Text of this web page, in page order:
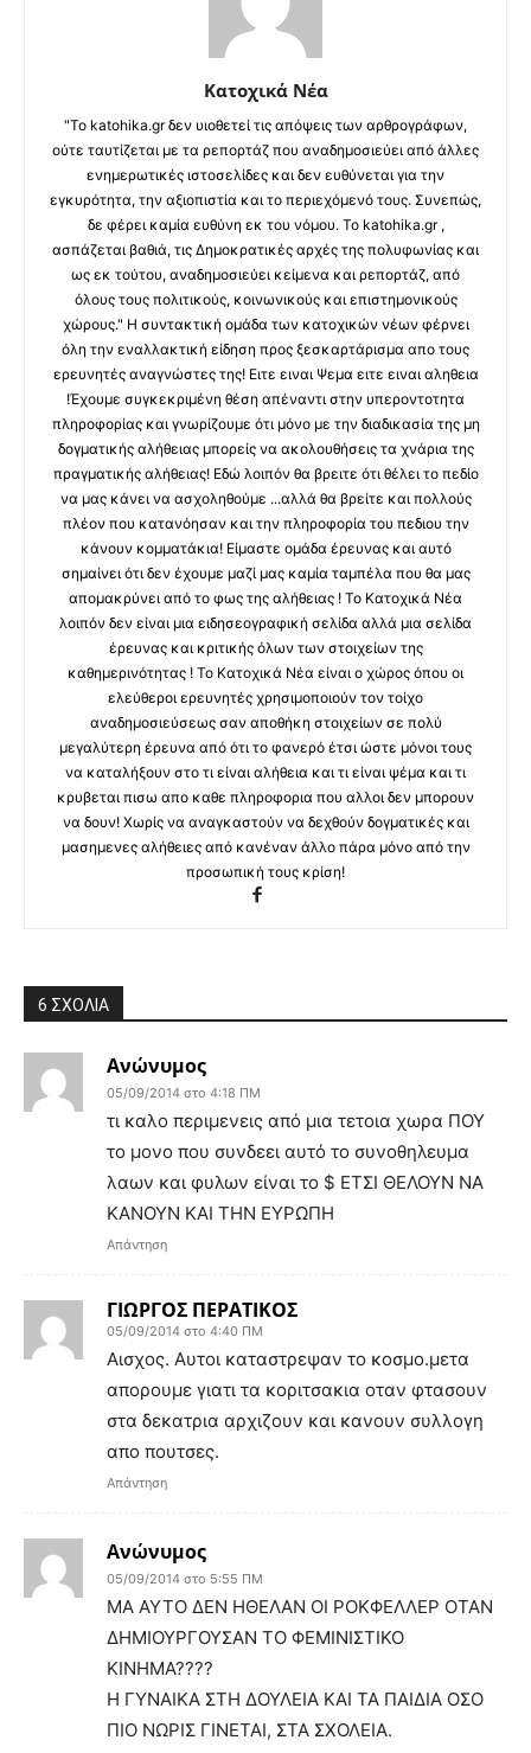
Κατοχικά Νέα
"Το katohika.gr δεν υιοθετεί τις απόψεις των αρθρογράφων,
ούτε ταυτίζεται με τα ρεπορτάζ που αναδημοσιεύει από άλλες
ενημερωτικές ιστοσελίδες και δεν ευθύνεται για την
εγκυρότητα, την αξιοπιστία και το περιεχόμενό τους. Συνεπώς,
δε φέρει καμία ευθύνη εκ του νόμου. Το katohika.gr ,
ασπάζεται βαθιά, τις Δημοκρατικές αρχές της πολυφωνίας και
ως εκ τούτου, αναδημοσιεύει κείμενα και ρεπορτάζ, από
όλους τους πολιτικούς, κοινωνικούς και επιστημονικούς
χώρους." Η συντακτική ομάδα των κατοχικών νέων φέρνει
όλη την εναλλακτική είδηση προς ξεσκαρτάρισμα απο τους
ερευνητές αναγνώστες της! Ειτε ειναι Ψεμα ειτε ειναι αληθεια
!Έχουμε συγκεκριμένη θέση απέναντι στην υπεροντοτητα
πληροφορίας και γνωρίζουμε ότι μόνο με την διαδικασία της μη
δογματικής αλήθειας μπορείς να ακολουθήσεις τα χνάρια της
πραγματικής αλήθειας! Εδώ λοιπόν θα βρειτε ότι θέλει το πεδίο
να μας κάνει να ασχοληθούμε ...αλλά θα βρείτε και πολλούς
πλέον που κατανόησαν και την πληροφορία του πεδιου την
κάνουν κομματάκια! Είμαστε ομάδα έρευνας και αυτό
σημαίνει ότι δεν έχουμε μαζί μας καμία ταμπέλα που θα μας
απομακρύνει από το φως της αλήθειας ! Το Κατοχικά Νέα
λοιπόν δεν είναι μια ειδησεογραφική σελίδα αλλά μια σελίδα
έρευνας και κριτικής όλων των στοιχείων της
καθημερινότητας ! Το Κατοχικά Νέα είναι ο χώρος όπου οι
ελεύθεροι ερευνητές χρησιμοποιούν τον τοίχο
αναδημοσιεύσεως σαν αποθήκη στοιχείων σε πολύ
μεγαλύτερη έρευνα από ότι το φανερό έτσι ώστε μόνοι τους
να καταλήξουν στο τι είναι αλήθεια και τι είναι ψέμα και τι
κρυβεται πισω απο καθε πληροφορια που αλλοι δεν μπορουν
να δουν! Χωρίς να αναγκαστούν να δεχθούν δογματικές και
μασημενες αλήθειες από κανέναν άλλο πάρα μόνο από την
προσωπική τους κρίση!
6 ΣΧΟΛΙΑ
Ανώνυμος
05/09/2014 στο 4:18 ΠΜ
τι καλο περιμενεις από μια τετοια χωρα ΠΟΥ
το μονο που συνδεει αυτό το συνοθηλευμα
λαων και φυλων είναι το $ ΕΤΣΙ ΘΕΛΟΥΝ ΝΑ
ΚΑΝΟΥΝ ΚΑΙ ΤΗΝ ΕΥΡΩΠΗ
Απάντηση
ΓΙΩΡΓΟΣ ΠΕΡΑΤΙΚΟΣ
05/09/2014 στο 4:40 ΠΜ
Αισχος. Αυτοι καταστρεψαν το κοσμο.μετα
απορουμε γιατι τα κοριτσακια οταν φτασουν
στα δεκατρια αρχιζουν και κανουν συλλογη
απο πουτσες.
Απάντηση
Ανώνυμος
05/09/2014 στο 5:55 ΠΜ
ΜΑ ΑΥΤΟ ΔΕΝ ΗΘΕΛΑΝ ΟΙ ΡΟΚΦΕΛΛΕΡ ΟΤΑΝ
ΔΗΜΙΟΥΡΓΟΥΣΑΝ ΤΟ ΦΕΜΙΝΙΣΤΙΚΟ
ΚΙΝΗΜΑ????
Η ΓΥΝΑΙΚΑ ΣΤΗ ΔΟΥΛΕΙΑ ΚΑΙ ΤΑ ΠΑΙΔΙΑ ΟΣΟ
ΠΙΟ ΝΩΡΙΣ ΓΙΝΕΤΑΙ, ΣΤΑ ΣΧΟΛΕΙΑ.